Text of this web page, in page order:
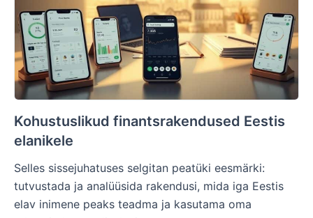
Kohustuslikud finantsrakendused Eestis
elanikele
Selles sissejuhatuses selgitan peatüki eesmärki:
tutvustada ja analüüsida rakendusi, mida iga Eestis
elav inimene peaks teadma ja kasutama oma